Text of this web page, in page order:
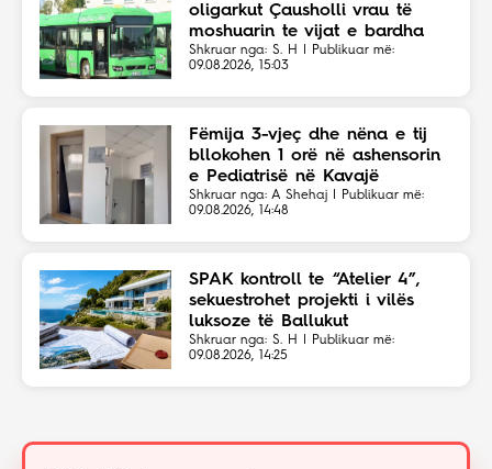
oligarkut Çausholli vrau të
moshuarin te vijat e bardha
Shkruar nga: S. H | Publikuar më:
09.08.2026, 15:03
Fëmija 3-vjeç dhe nëna e tij
bllokohen 1 orë në ashensorin
e Pediatrisë në Kavajë
Shkruar nga: A Shehaj | Publikuar më:
09.08.2026, 14:48
SPAK kontroll te “Atelier 4”,
sekuestrohet projekti i vilës
luksoze të Ballukut
Shkruar nga: S. H | Publikuar më:
09.08.2026, 14:25